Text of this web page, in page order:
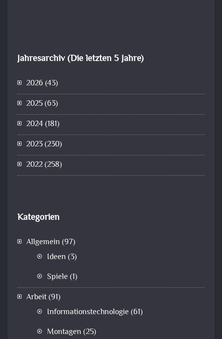
Jahresarchiv (Die letzten 5 Jahre)
2026 (43)
2025(63)
2024(181)
2023(230)
2022(258)
Kategorien
Allgemein (97)
Ideen (3)
Spiele (1)
Arbeit(91)
Informationstechnologie (61)
Montagen (25)